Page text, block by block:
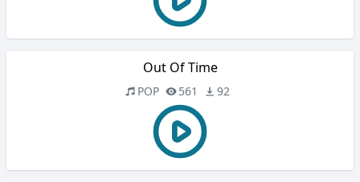
Out Of Time
POP 561 92